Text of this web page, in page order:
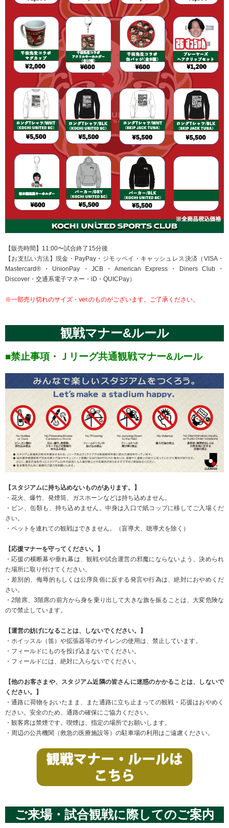
【販売時間】11:00〜試合終了15分後
【お支払い方法】現金・PayPay・ジモッペイ・キャッシュレス決済（VISA・
Mastercard®︎・UnionPay・JCB・American Express・Diners Club・
Discover・交通系電子マネー・iD・QUICPay）
※一部売り切れのサイズ・ver.のものがございます。ご了承ください。
観戦マナー&ルール
■禁止事項・Ｊリーグ共通観戦マナー&ルール
【スタジアムに持ち込めないものがあります。】
・花火、爆竹、発煙筒、ガスホーンなどは持ち込めません。
・ビン、缶類も、持ち込めません。中身は入口で紙コップに移してご入場くだ
さい。
・ペットを連れての観戦はできません。（盲導犬、聴導犬を除く）
【応援マナーを守ってください。】
・応援の横断幕や垂れ幕は、観戦や試合運営の邪魔にならないよう、決められ
た場所に取り付けてください。
・差別的、侮辱的もしくは公序良俗に反する発言や行為は、絶対におやめくだ
さい。
・2階席、3階席の前方から身を乗り出して大きな旗を振ることは、大変危険な
ので禁止しています。
【運営の妨げになることは、しないでください。】
・ホイッスル（笛）や拡張器等のサイレンの使用は、禁止しています。
・フィールドにものを投げ込まないでください。
・フィールドには、絶対に入らないでください。
【他のお客さまや、スタジアム近隣の皆さんに迷惑のかかることは、しないで
ください。】
・通路に荷物をおいたまま、また通路に立ち止まっての観戦・応援はおやめく
ださい。安全のため、通路の確保にご協力ください。
・観客席は禁煙です。喫煙は、指定の場所でお願いします。
・周辺の公共機関（救急の医療施設等）の駐車場の利用はご遠慮ください。
ご来場・試合観戦に際してのご案内